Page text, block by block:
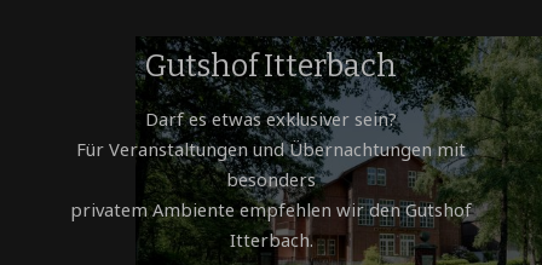
Gutshof Itterbach
Darf es etwas exklusiver sein?
Für Veranstaltungen und Übernachtungen mit
besonders
privatem Ambiente empfehlen wir den Gutshof
Itterbach.